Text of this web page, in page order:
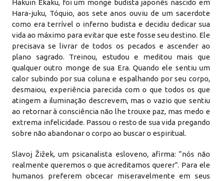
Hakuin Ekaku, foi um monge budista japonês nascido em
Hara-juku, Tóquio, aos sete anos ouviu de um sacerdote
como era terrível o inferno budista e decidiu dedicar sua
vida ao máximo para evitar que este fosse seu destino. Ele
precisava se livrar de todos os pecados e ascender ao
plano sagrado. Treinou, estudou e meditou mais que
qualquer outro monge de sua Era. Quando ele sentiu um
calor subindo por sua coluna e espalhando por seu corpo,
desmaiou, experiência parecida com o que todos os que
atingem a iluminação descrevem, mas o vazio que sentiu
ao retornar à consciência não lhe trouxe paz, mas medo e
extrema infelicidade. Passou o resto de sua vida pregando
sobre não abandonar o corpo ao buscar o espiritual.
Slavoj Žižek, um psicanalista esloveno, afirma: “nós não
realmente queremos o que acreditamos querer”. Para ele
humanos preferem obcecar miseravelmente em seus